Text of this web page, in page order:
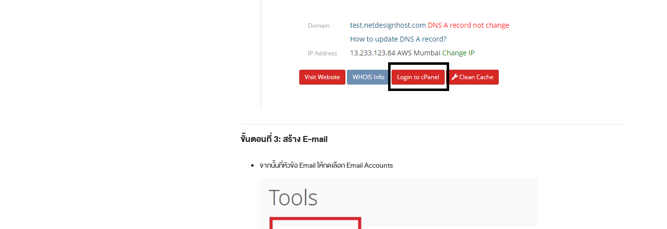
ขั้นตอนที่ 3: สร้าง E-mail
จากนั้นที่หัวข้อ Email ให้กดเลือก Email Accounts